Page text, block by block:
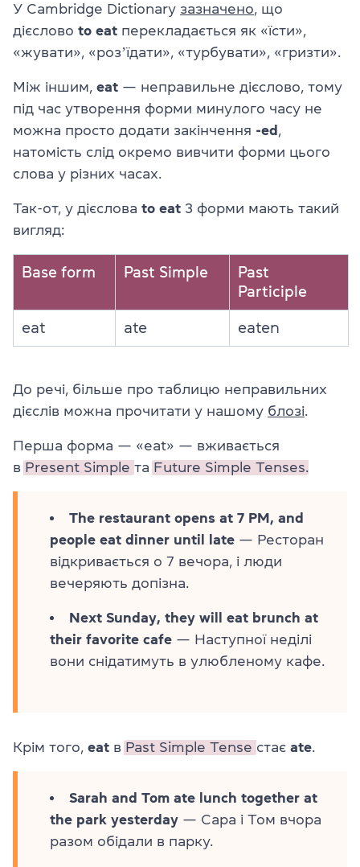
У Сambridge Dictionary зазначено , що
дієслово to eat перекладається як «їсти»,
«жувати», «розʼїдати», «турбувати», «гризти».
Між іншим, eat — неправильне дієслово, тому
під час утворення форми минулого часу не
можна просто додати закінчення -ed
натомість слід окремо вивчити форми цього
слова у різних часах.
Так-от, у дієслова to eat 3 форми мають такий
вигляд:
Base form Past Simple
Past
Participle
eat ate eaten
До речі, більше про таблицю неправильних
дієслів можна прочитати у нашому блозі
Перша форма — «eat» — вживається
в Present Simple та Future Simple Tenses.
The restaurant opens at 7 PM, and
people eat dinner until late — Ресторан
відкривається о 7 вечора, і люди
вечеряють допізна.
Next Sunday, they will eat brunch at
their favorite cafe — Наступної неділі
вони снідатимуть в улюбленому кафе.
Крім того, eat в Past Simple Tense стає ate
Sarah and Tom ate lunch together at
the park yesterday — Сара і Том вчора
разом обідали в парку.